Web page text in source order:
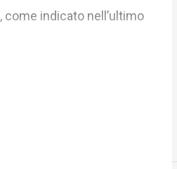
, come indicato nell’ultimo